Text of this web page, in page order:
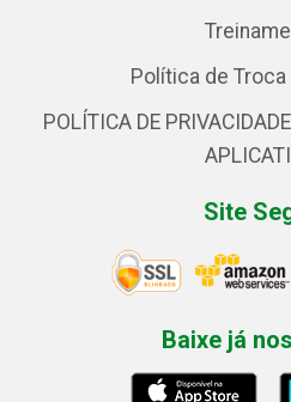
Política de
POLÍTICA DE
Site
Baixe já